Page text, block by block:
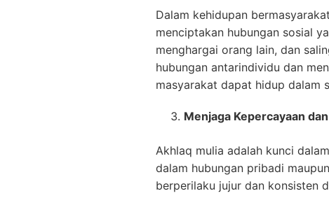
Dalam kehidupan
menciptakan hubungan sosial
menghargai orang lain, dan
hubungan antarindividu dan
masyarakat dapat hidup dalam
Menjaga Kepercayaan
Akhlaq mulia adalah kunci
dalam hubungan pribadi
berperilaku jujur dan konsisten